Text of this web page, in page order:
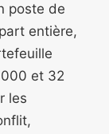
poste de
entière,
000 et 32
les